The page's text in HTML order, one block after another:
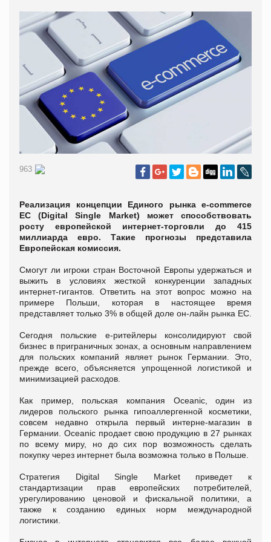
963
Реализация концепции Единого рынка e-commerce
ЕС (Digital Single Market) может способствовать
росту европейской интернет-торговли до 415
миллиарда евро. Такие прогнозы представила
Европейская комиссия.
Смогут ли игроки стран Восточной Европы удержаться и
выжить в условиях жесткой конкуренции западных
интернет-гигантов. Ответить на этот вопрос можно на
примере Польши, которая в настоящее время
представляет только 3% в общей доле он-лайн рынка ЕС.
Сегодня польские е-ритейлеры консолидируют свой
бизнес в приграничных зонах, а основным направлением
для польских компаний являет рынок Германии. Это,
прежде всего, объясняется упрощенной логистикой и
минимизацией расходов.
Как пример, польская компания Oceanic, один из
лидеров польского рынка гипоаллергенной косметики,
совсем недавно открыла первый интерне-магазин в
Германии. Oceanic продает свою продукцию в 27 рынках
по всему миру, но до сих пор возможность сделать
покупку через интернет была возможна только в Польше.
Стратегия Digital Single Market приведет к
стандартизации прав европейских потребителей,
урегулированию ценовой и фискальной политики, а
также к созданию единых норм международной
логистики.